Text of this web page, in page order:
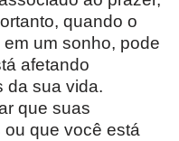
quando o
um sonho, pode
afetando
da sua vida.
que suas
que você está